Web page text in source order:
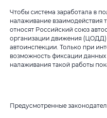
Чтобы система заработала в
налаживание взаимодействия
относят Российский союз
организации движения (ЦОДД)
автоинспекции. Только при
возможность фиксации
налаживания такой работы
Предусмотренные